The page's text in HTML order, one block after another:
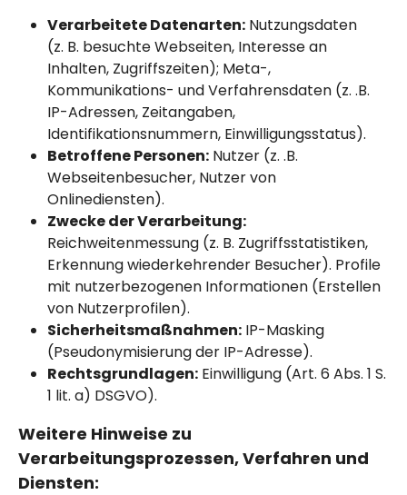
Verarbeitete Datenarten: Nutzungsdaten
(z. B. besuchte Webseiten, Interesse an
Inhalten, Zugriffszeiten); Meta-,
Kommunikations- und Verfahrensdaten (z. .B.
IP-Adressen, Zeitangaben,
Identifikationsnummern, Einwilligungsstatus).
Betroffene Personen: Nutzer (z. .B.
Webseitenbesucher, Nutzer von
Onlinediensten).
Zwecke der Verarbeitung:
Reichweitenmessung (z. B. Zugriffsstatistiken,
Erkennung wiederkehrender Besucher). Profile
mit nutzerbezogenen Informationen (Erstellen
von Nutzerprofilen).
Sicherheitsmaßnahmen: IP-Masking
(Pseudonymisierung der IP-Adresse).
Rechtsgrundlagen: Einwilligung (Art. 6 Abs. 1 S.
1 lit. a) DSGVO).
Weitere Hinweise zu
Verarbeitungsprozessen, Verfahren und
Diensten: